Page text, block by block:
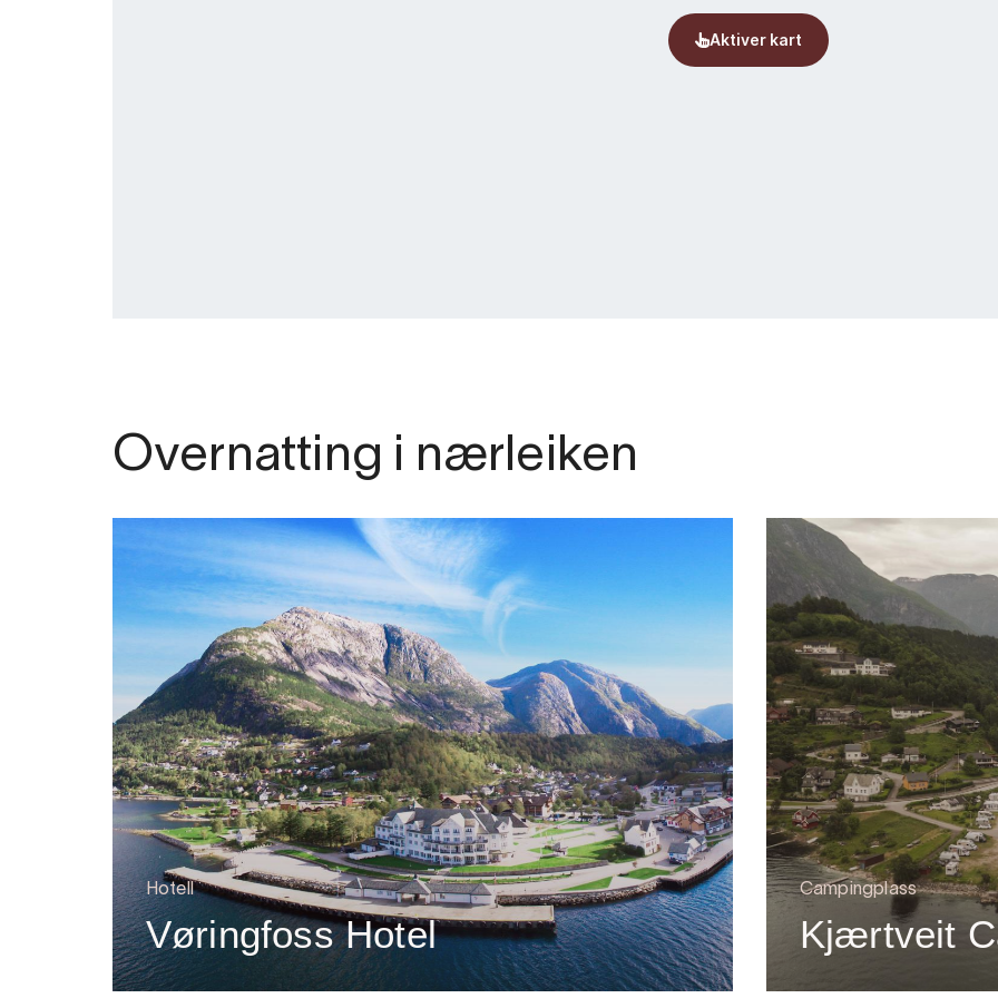
Overnatting i nærleiken
Hotell
Vøringfoss Hotel
Campingplass
Kjærtveit